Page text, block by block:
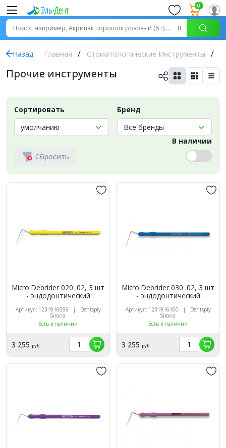
0
Назад Главная Стоматологические Инструменты
Прочие инструменты
Сортировать Бренд
Сбросить
В наличии
Micro Debrider 020 .02, 3 шт
- эндодонтический
Артикул: 1231916099 | Dentsply
Sirona
Есть в наличии
3 255 руб.
Micro Debrider 030 .02, 3 шт
- эндодонтический
Артикул: 1231916100 | Dentsply
Sirona
Есть в наличии
3 255 руб.